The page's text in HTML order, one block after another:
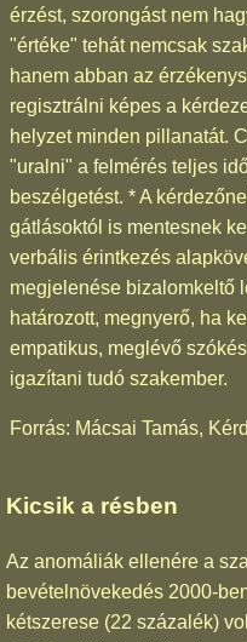
érzést, szorongást nem
"értéke" tehát nemcsak
hanem abban az
regisztrálni képes a
helyzet minden pillanatát.
"uralni" a felmérés teljes
beszélgetést. * A
gátlásoktól is mentesnek
verbális érintkezés
megjelenése bizalomkeltő
határozott, megnyerő, ha
empatikus, meglévő
igazítani tudó szakember.
Forrás: Mácsai Tamás,
Kicsik a résben
Az anomáliák ellenére a
bevételnövekedés 2000-
kétszerese (22 százalék)